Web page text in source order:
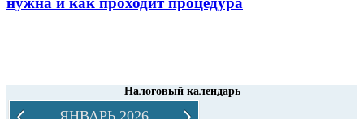
Налоговый календарь